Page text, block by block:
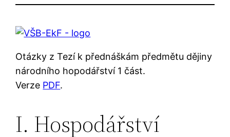
Otázky z Tezí k přednáškám předmětu dějiny
národního hopodářství 1 část.
Verze PDF.
I. Hospodářství